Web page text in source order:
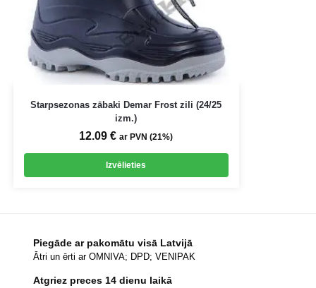
Starpsezonas zābaki Demar Frost zili (24/25
izm.)
12.09€ ar PVN (21%)
Izvēlieties
Piegāde ar pakomātu visā Latvijā
Ātri un ērti ar OMNIVA; DPD; VENIPAK
Atgriez preces 14 dienu laikā